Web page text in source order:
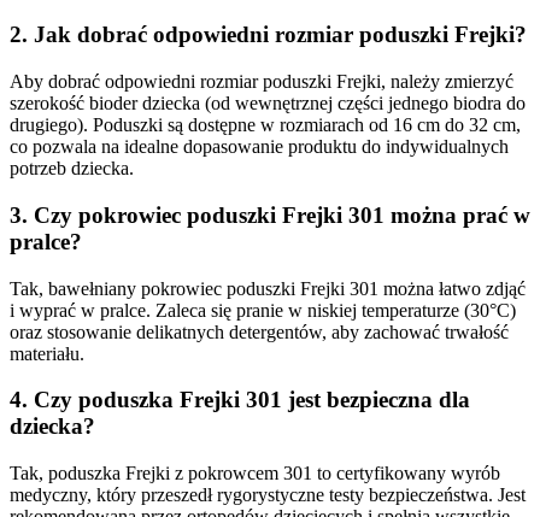
2. Jak dobrać odpowiedni rozmiar poduszki Frejki?
Aby dobrać odpowiedni rozmiar poduszki Frejki, należy zmierzyć
szerokość bioder dziecka (od wewnętrznej części jednego biodra do
drugiego). Poduszki są dostępne w rozmiarach od 16 cm do 32 cm,
co pozwala na idealne dopasowanie produktu do indywidualnych
potrzeb dziecka.
3. Czy pokrowiec poduszki Frejki 301 można prać w
pralce?
Tak, bawełniany pokrowiec poduszki Frejki 301 można łatwo zdjąć
i wyprać w pralce. Zaleca się pranie w niskiej temperaturze (30°C)
oraz stosowanie delikatnych detergentów, aby zachować trwałość
materiału.
4. Czy poduszka Frejki 301 jest bezpieczna dla
dziecka?
Tak, poduszka Frejki z pokrowcem 301 to certyfikowany wyrób
medyczny, który przeszedł rygorystyczne testy bezpieczeństwa. Jest